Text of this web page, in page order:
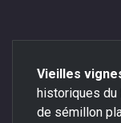
Vieilles
historiques du
de sémillon